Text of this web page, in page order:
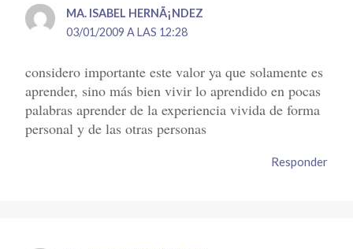
MA. ISABEL HERNÃ¡NDEZ
03/01/2009 A LAS 12:28
considero importante este valor ya que solamente es
aprender, sino más bien vivir lo aprendido en pocas
palabras aprender de la experiencia vivida de forma
personal y de las otras personas
Responder